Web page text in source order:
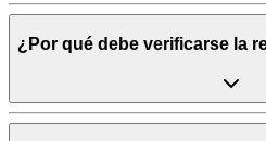
¿Por qué debe verificarse la